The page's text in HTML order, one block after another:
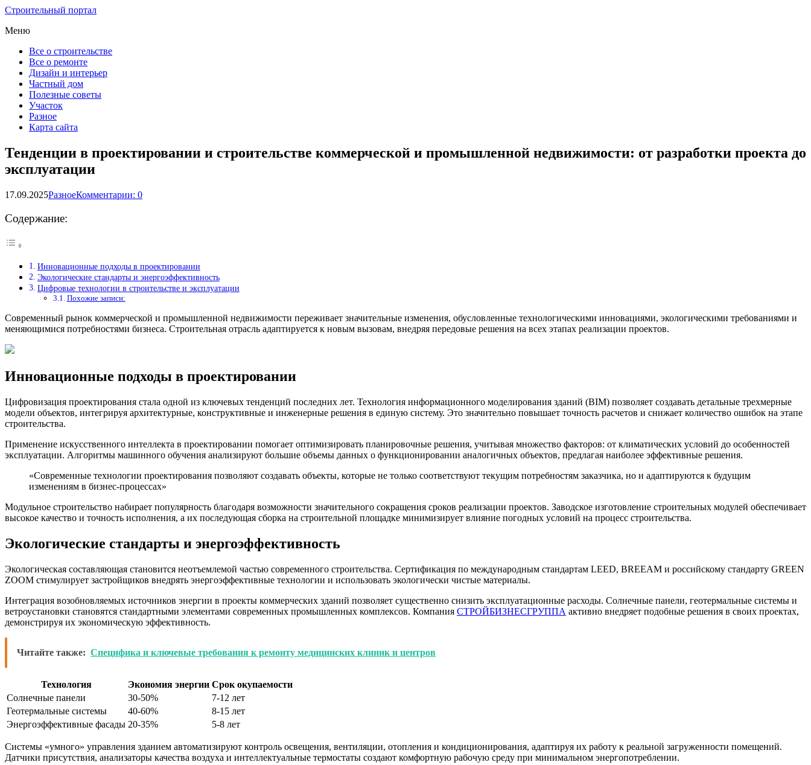
Строительный портал
Меню
Все о строительстве
Все о ремонте
Дизайн и интерьер
Частный дом
Полезные советы
Участок
Разное
Карта сайта
Тенденции в проектировании и строительстве коммерческой и промышленной недвижимости: от разработки проекта до
эксплуатации
17.09.2025РазноеКомментарии: 0
Содержание:
Инновационные подходы в проектировании
Экологические стандарты и энергоэффективность
Цифровые технологии в строительстве и эксплуатации
Похожие записи:
Современный рынок коммерческой и промышленной недвижимости переживает значительные изменения, обусловленные технологическими инновациями, экологическими требованиями и
меняющимися потребностями бизнеса. Строительная отрасль адаптируется к новым вызовам, внедряя передовые решения на всех этапах реализации проектов.
Инновационные подходы в проектировании
Цифровизация проектирования стала одной из ключевых тенденций последних лет. Технология информационного моделирования зданий (BIM) позволяет создавать детальные трехмерные
модели объектов, интегрируя архитектурные, конструктивные и инженерные решения в единую систему. Это значительно повышает точность расчетов и снижает количество ошибок на этапе
строительства.
Применение искусственного интеллекта в проектировании помогает оптимизировать планировочные решения, учитывая множество факторов: от климатических условий до особенностей
эксплуатации. Алгоритмы машинного обучения анализируют большие объемы данных о функционировании аналогичных объектов, предлагая наиболее эффективные решения.
«Современные технологии проектирования позволяют создавать объекты, которые не только соответствуют текущим потребностям заказчика, но и адаптируются к будущим
изменениям в бизнес-процессах»
Модульное строительство набирает популярность благодаря возможности значительного сокращения сроков реализации проектов. Заводское изготовление строительных модулей обеспечивает
высокое качество и точность исполнения, а их последующая сборка на строительной площадке минимизирует влияние погодных условий на процесс строительства.
Экологические стандарты и энергоэффективность
Экологическая составляющая становится неотъемлемой частью современного строительства. Сертификация по международным стандартам LEED, BREEAM и российскому стандарту GREEN
ZOOM стимулирует застройщиков внедрять энергоэффективные технологии и использовать экологически чистые материалы.
Интеграция возобновляемых источников энергии в проекты коммерческих зданий позволяет существенно снизить эксплуатационные расходы. Солнечные панели, геотермальные системы и
ветроустановки становятся стандартными элементами современных промышленных комплексов. Компания СТРОЙБИЗНЕСГРУППА активно внедряет подобные решения в своих проектах,
демонстрируя их экономическую эффективность.
Читайте также: Специфика и ключевые требования к ремонту медицинских клиник и центров
Технология Экономия энергии Срок окупаемости
Солнечные панели
30-50%
7-12 лет
Геотермальные системы
40-60%
8-15 лет
Энергоэффективные фасады 20-35% 5-8 лет
Системы «умного» управления зданием автоматизируют контроль освещения, вентиляции, отопления и кондиционирования, адаптируя их работу к реальной загруженности помещений.
Датчики присутствия, анализаторы качества воздуха и интеллектуальные термостаты создают комфортную рабочую среду при минимальном энергопотреблении.